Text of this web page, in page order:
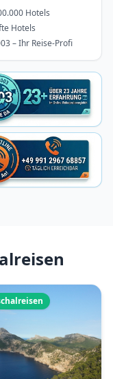
Hotels
Hotels
– Ihr Reise-Profi